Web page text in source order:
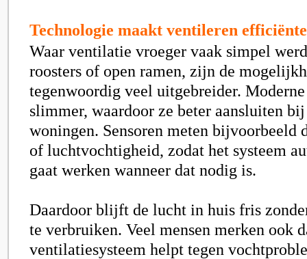
Technologie maakt ventileren
Waar ventilatie vroeger vaak simpel
roosters of open ramen, zijn de
tegenwoordig veel uitgebreider.
slimmer, waardoor ze beter aansluiten
woningen. Sensoren meten
of luchtvochtigheid, zodat het systeem
gaat werken wanneer dat nodig is.
Daardoor blijft de lucht in huis fris
te verbruiken. Veel mensen merken ook
ventilatiesysteem helpt tegen